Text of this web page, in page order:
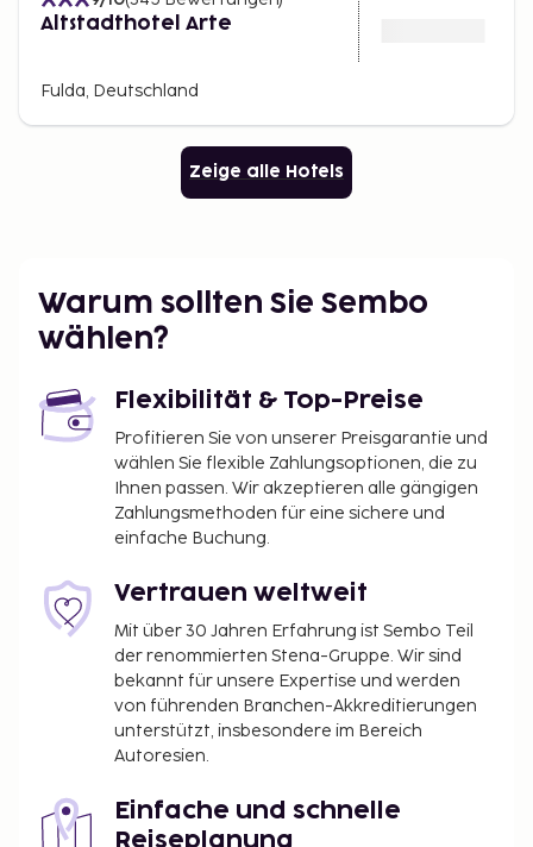
Altstadthotel Arte
Fulda, Deutschland
Zeige alle Hotels
Warum sollten Sie Sembo
wählen?
Flexibilität & Top-Preise
Profitieren Sie von unserer Preisgarantie und
wählen Sie flexible Zahlungsoptionen, die zu
Ihnen passen. Wir akzeptieren alle gängigen
Zahlungsmethoden für eine sichere und
einfache Buchung.
Vertrauen weltweit
Mit über 30 Jahren Erfahrung ist Sembo Teil
der renommierten Stena-Gruppe. Wir sind
bekannt für unsere Expertise und werden
von führenden Branchen-Akkreditierungen
unterstützt, insbesondere im Bereich
Autoresien.
Einfache und schnelle
Reiseplanung